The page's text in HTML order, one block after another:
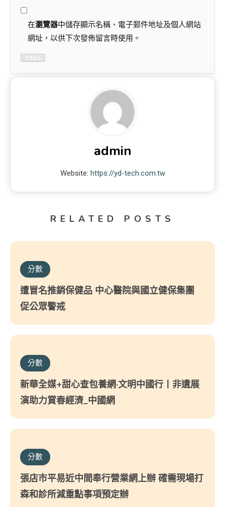
在瀏覽器中儲存顯示名稱、電子郵件地址及個人網站
網址，以供下次發佈留言時使用。
admin
Website: https://yd-tech.com.tw
RELATED POSTS
分數
遭冒名推銷保健品 中心醫院與國立健保集團
促公眾警戒
分數
新華全媒+甜心查包養網·文明中國行丨非遺展
演助力賞春經濟_中國網
分數
張店市平易近中間奉行營業網上辦 確需現場打
森和診所減重點事項預定辦